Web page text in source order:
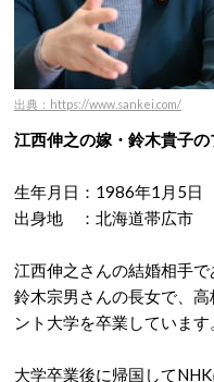
出典：https://www.sankei.com/
江西伸之の嫁・鈴木貴子
生年月日：1986年1月5日
出身地 ：北海道帯広市
江西伸之さんの結婚相手
鈴木宗男さんの長女で、
ント大学を卒業しています
大学卒業後に帰国して